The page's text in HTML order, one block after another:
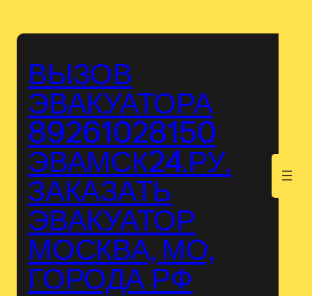
ВЫЗОВ
ЭВАКУАТОРА
89261028150
ЭВАМСК24.РУ.
ЗАКАЗАТЬ
ЭВАКУАТОР
МОСКВА, МО,
ГОРОДА РФ